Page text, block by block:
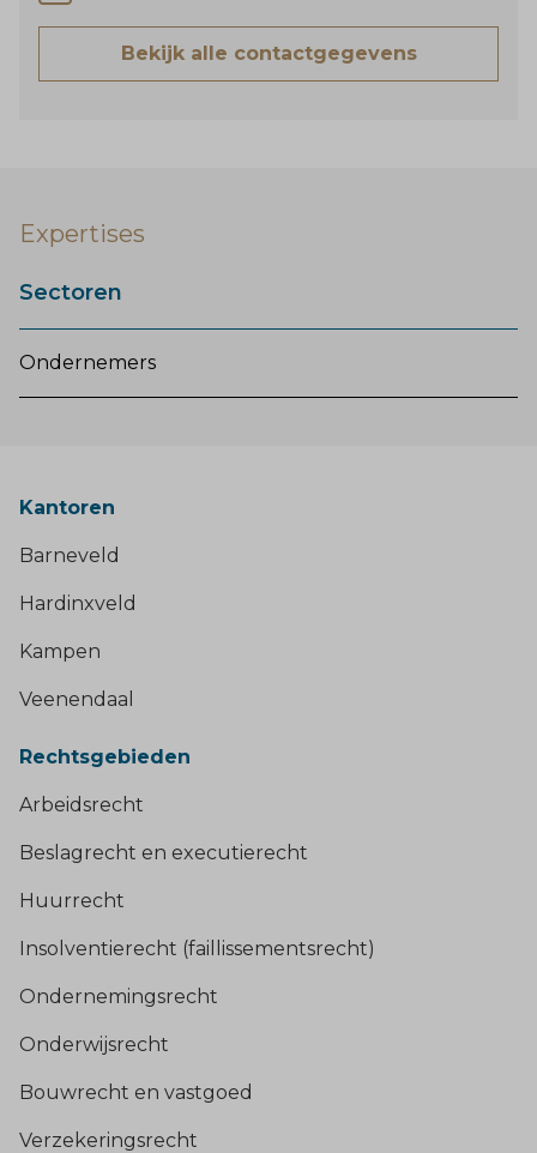
Bekijk alle contactgegevens
Expertises
Sectoren
Ondernemers
Kantoren
Barneveld
Hardinxveld
Kampen
Veenendaal
Rechtsgebieden
Arbeidsrecht
Beslagrecht en executierecht
Huurrecht
Insolventierecht (faillissementsrecht)
Ondernemingsrecht
Onderwijsrecht
Bouwrecht en vastgoed
Verzekeringsrecht